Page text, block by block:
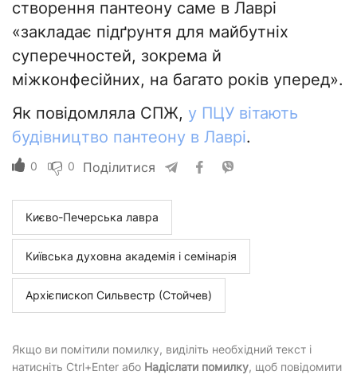
створення пантеону саме в Лаврі
«закладає підґрунтя для майбутніх
суперечностей, зокрема й
міжконфесійних, на багато років уперед».
Як повідомляла СПЖ, у ПЦУ вітають
будівництво пантеону в Лаврі.
0 0 Поділитися
Києво-Печерська лавра
Київська духовна академія і семінарія
Архієпископ Сильвестр (Стойчев)
Якщо ви помітили помилку, виділіть необхідний текст і
натисніть Ctrl+Enter або Надіслати помилку, щоб повідомити